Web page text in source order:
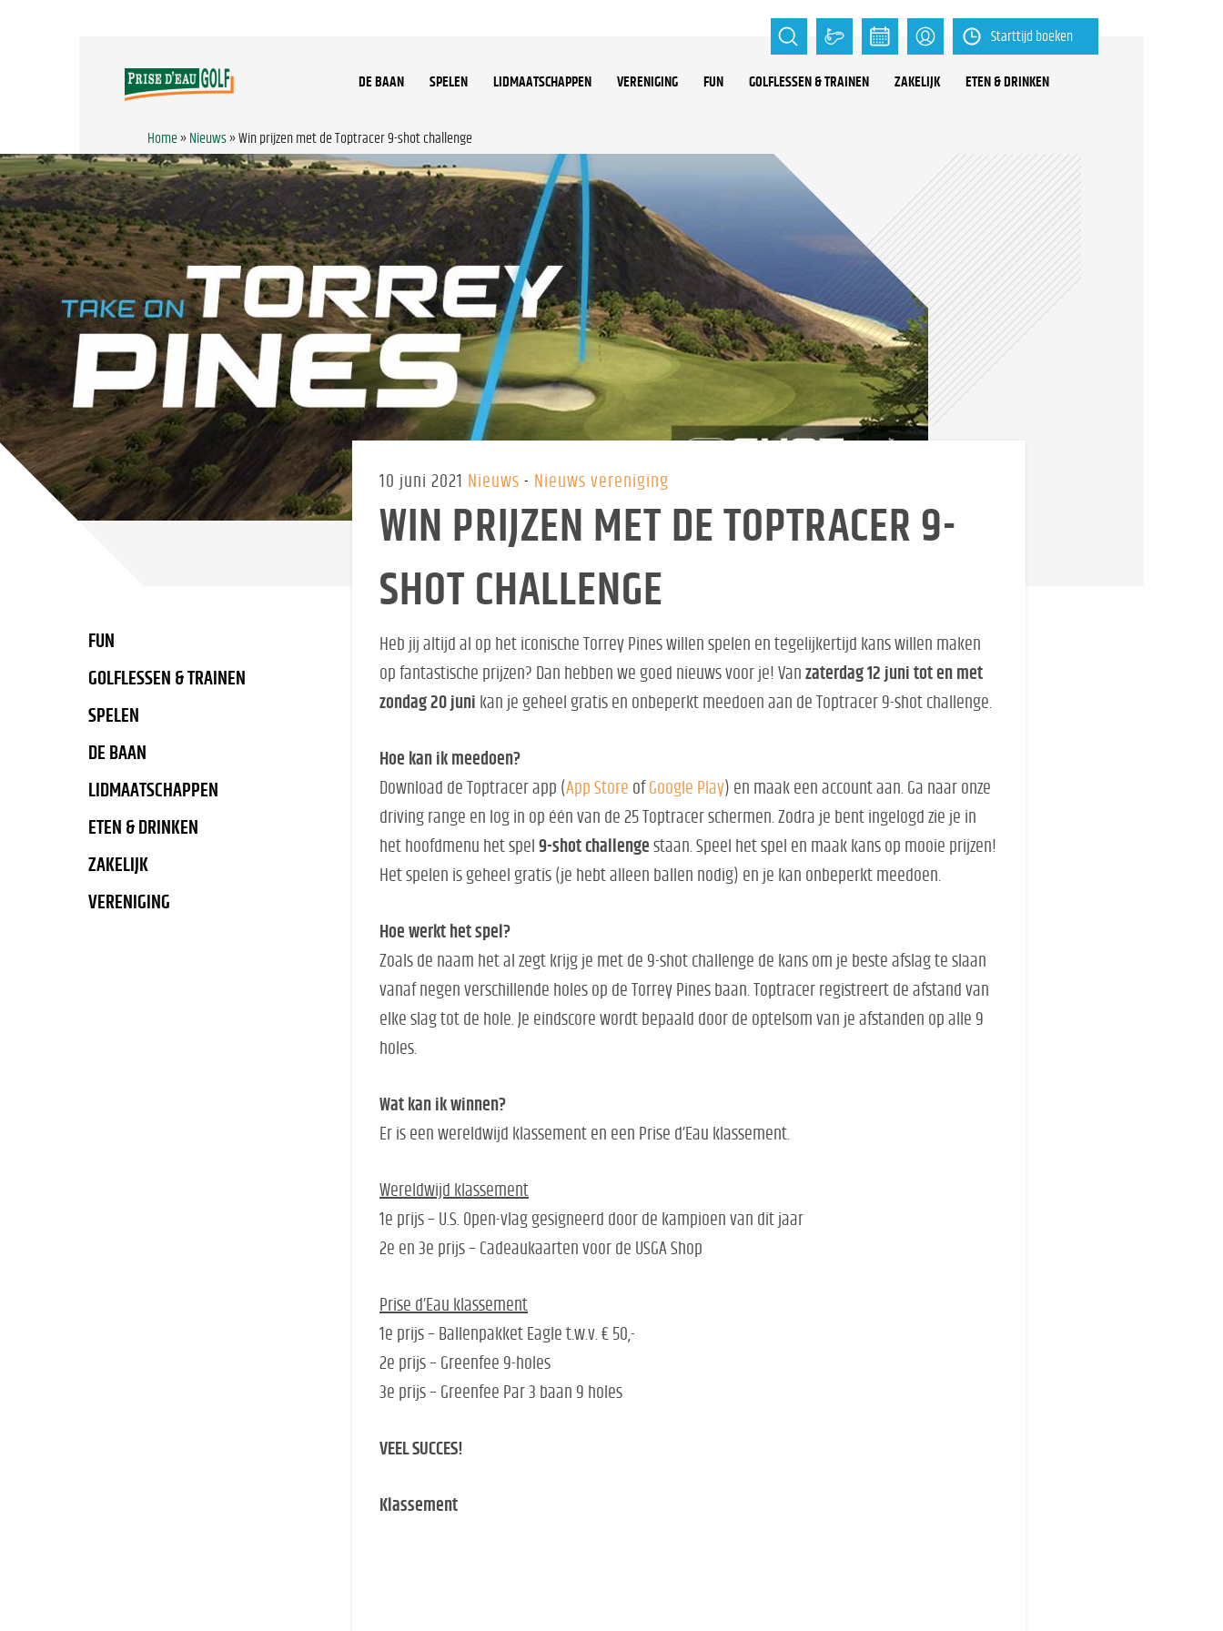
Starttijd boeken
DE BAAN SPELEN LIDMAATSCHAPPEN VERENIGING FUN GOLFLESSEN & TRAINEN ZAKELIJK ETEN & DRINKEN
Home» Nieuws»Win prijzen met de Toptracer 9-shot challenge
FUN
GOLFLESSEN & TRAINEN
SPELEN
DE BAAN
LIDMAATSCHAPPEN
ETEN & DRINKEN
ZAKELIJK
VERENIGING
10 juni 2021 Nieuws Nieuws vereniging
WIN PRIJZEN MET DE TOPTRACER 9-
SHOT CHALLENGE
Heb jij altijd al op het iconische Torrey Pines willen spelen en tegelijkertijd kans willen maken
op fantastische prijzen? Dan hebben we goed nieuws voor je! Van zaterdag 12 juni tot en met
zondag 20 juni kan je geheel gratis en onbeperkt meedoen aan de Toptracer 9-shot challenge.
Hoe kan ik meedoen?
Download de Toptracer app (App Store of Google Play) en maak een account aan. Ga naar onze
driving range en log in op één van de 25 Toptracer schermen. Zodra je bent ingelogd zie je in
het hoofdmenu het spel 9-shot challenge staan. Speel het spel en maak kans op mooie prijzen!
Het spelen is geheel gratis (je hebt alleen ballen nodig) en je kan onbeperkt meedoen.
Hoe werkt het spel?
Zoals de naam het al zegt krijg je met de 9-shot challenge de kans om je beste afslag te slaan
vanaf negen verschillende holes op de Torrey Pines baan. Toptracer registreert de afstand van
elke slag tot de hole. Je eindscore wordt bepaald door de optelsom van je afstanden op alle 9
holes.
Wat kan ik winnen?
Er is een wereldwijd klassement en een Prise d’Eau klassement.
Wereldwijd klassement
1e prijs – U.S. Open-vlag gesigneerd door de kampioen van dit jaar
2e en 3e prijs – Cadeaukaarten voor de USGA Shop
Prise d’Eau klassement
1e prijs – Ballenpakket Eagle t.w.v. € 50,-
2e prijs – Greenfee 9-holes
3e prijs – Greenfee Par 3 baan 9 holes
VEEL SUCCES!
Klassement